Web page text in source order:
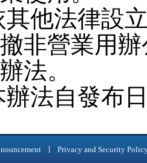
其他法律設
非營業用
法。
辦法自發布
Privacy and Security